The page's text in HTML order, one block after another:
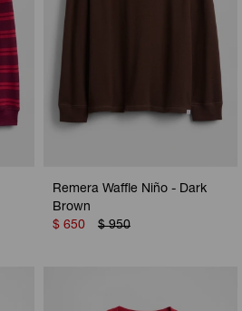
Remera Waffle Niño - Dark
Brown
$ 650 $ 950